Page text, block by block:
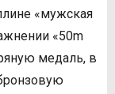
«мужская
«50m
медаль, в